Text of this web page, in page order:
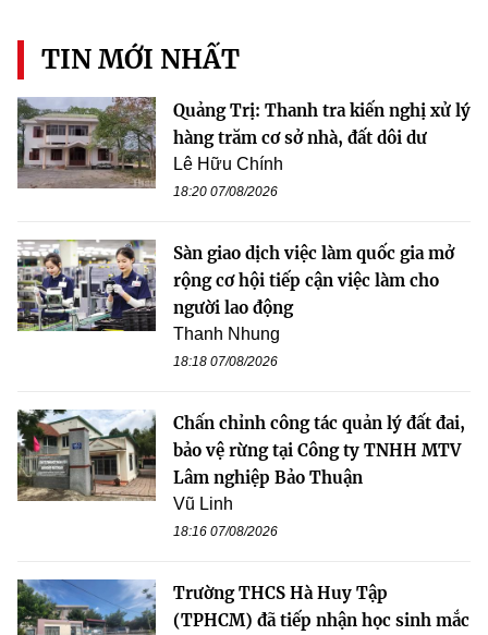
TIN MỚI NHẤT
Quảng Trị: Thanh tra kiến nghị xử lý
hàng trăm cơ sở nhà, đất dôi dư
Lê Hữu Chính
18:20 07/08/2026
Sàn giao dịch việc làm quốc gia mở
rộng cơ hội tiếp cận việc làm cho
người lao động
Thanh Nhung
18:18 07/08/2026
Chấn chỉnh công tác quản lý đất đai,
bảo vệ rừng tại Công ty TNHH MTV
Lâm nghiệp Bảo Thuận
Vũ Linh
18:16 07/08/2026
Trường THCS Hà Huy Tập
(TPHCM) đã tiếp nhận học sinh mắc